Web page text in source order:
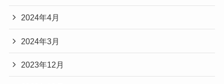
2024年4月
2024年3月
2023年12月